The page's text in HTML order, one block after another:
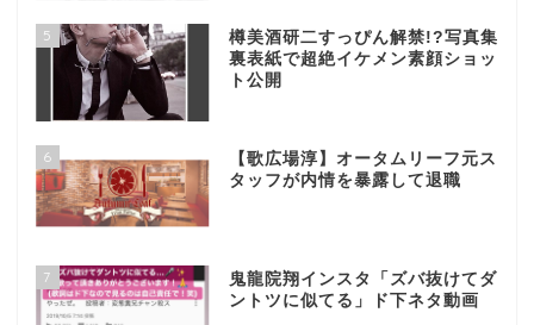
5
樽美酒研二すっぴん解禁!?写真集
裏表紙で超絶イケメン素顔ショッ
ト公開
6
【歌広場淳】オータムリーフ元ス
タッフが内情を暴露して退職
7
鬼龍院翔インスタ「ズバ抜けてダ
ントツに似てる」ド下ネタ動画